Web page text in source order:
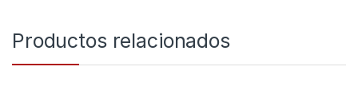
Productos relacionados